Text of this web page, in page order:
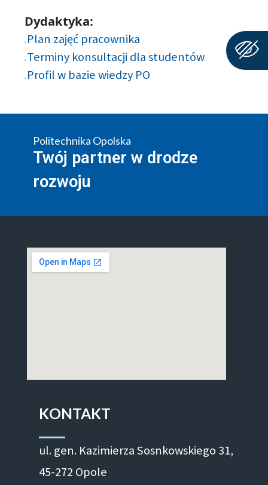
Dydaktyka:
Plan zajęć pracownika
Terminy konsultacji dla studentów
Profil w bazie wiedzy PO
Politechnika Opolska
Twój partner w drodze
rozwoju
KONTAKT
ul. gen. Kazimierza Sosnkowskiego 31,
45-272 Opole